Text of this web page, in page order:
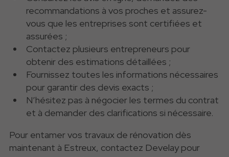
recommandations à vos proches et assurez-
vous que les entreprises sont certifiées et
assurées ;
Contactez plusieurs entrepreneurs pour
obtenir des estimations détaillées ;
Fournissez toutes les informations nécessaires
pour garantir des devis exacts ;
N’hésitez pas à négocier les termes du contrat
et à demander des clarifications si nécessaire.
Pour entamer vos travaux de rénovation dès
maintenant à Estreux, contactez Develay pour